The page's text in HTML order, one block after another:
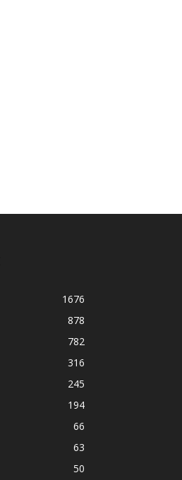
1676
878
782
316
245
194
66
63
50